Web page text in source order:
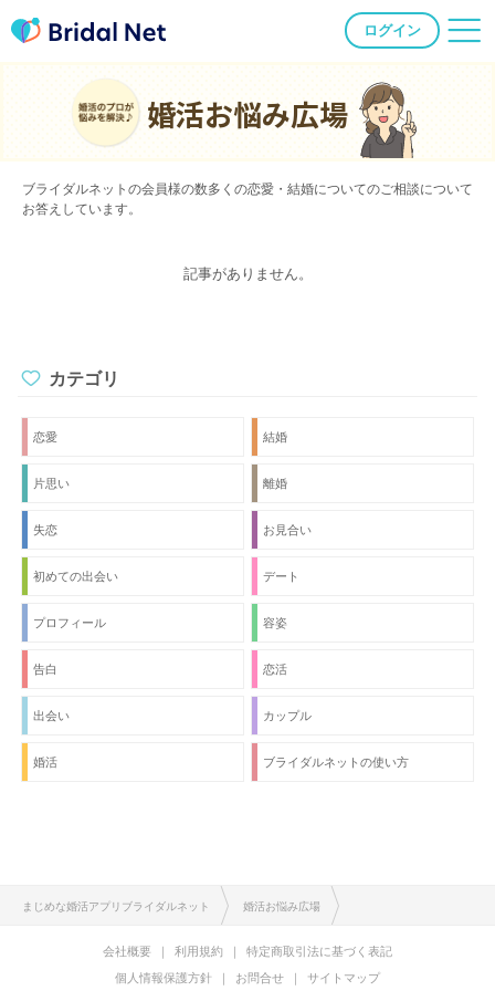
ログイン
婚活お悩み広場
ブライダルネットの会員様の数多くの恋愛・結婚についてのご相談について
お答えしています。
記事がありません。
カテゴリ
恋愛 結婚
片思い 離婚
失恋 お見合い
初めての出会い デート
プロフィール 容姿
告白 恋活
出会い カップル
婚活 ブライダルネットの使い方
まじめな婚活アプリブライダルネット 婚活お悩み広場
会社概要 利用規約
特定商取引法に基づく表記
個人情報保護方針
お問合せ サイトマップ